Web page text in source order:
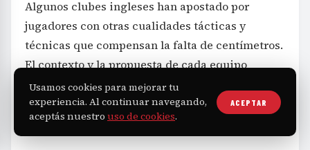
Algunos clubes ingleses han apostado por
jugadores con otras cualidades tácticas y
técnicas que compensan la falta de centímetros.
El contexto y la propuesta de cada equipo
determinarán si la estatura de Lira es un factor
decisivo o una barrera que podría superarse.
Usamos cookies para mejorar tu
experiencia. Al continuar navegando,
aceptás nuestro uso de cookies.
ACEPTAR